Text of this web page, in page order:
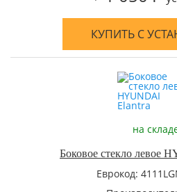
КУПИТЬ С
на
Боковое стекло левое
Еврокод: